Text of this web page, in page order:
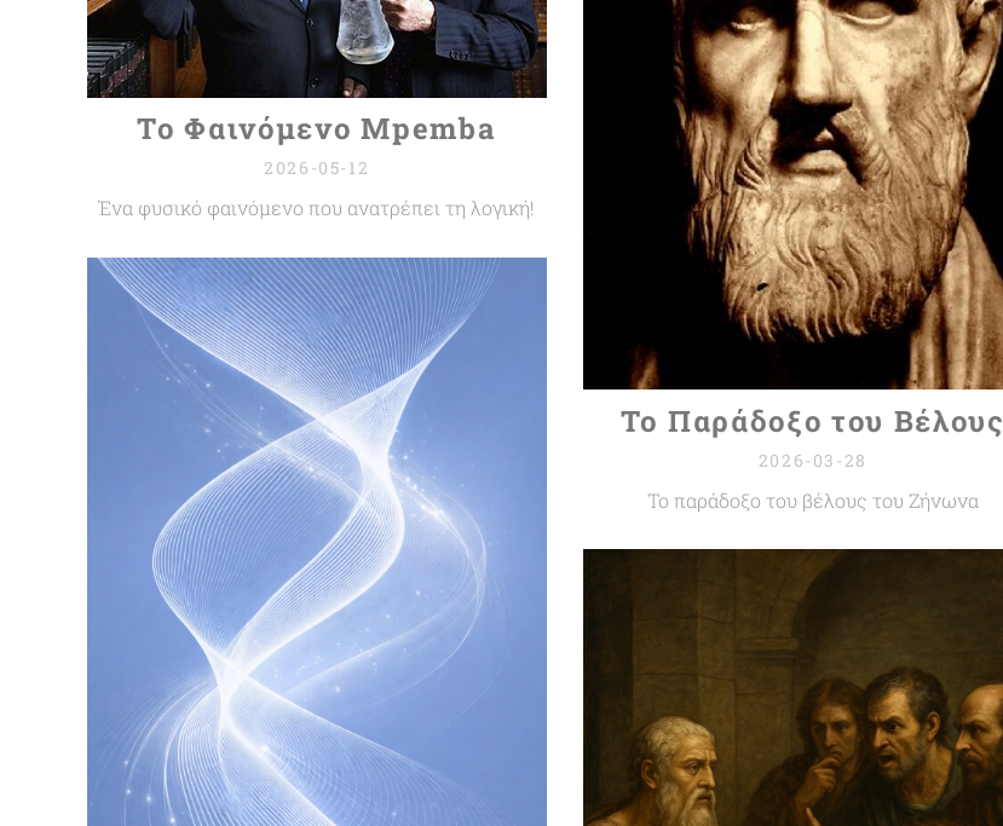
Το Φαινόμενο Mpemba
2026-05-12
Ένα φυσικό φαινόμενο που ανατρέπει τη λογική!
Το Παράδοξο του Βέλους
2026-03-28
Το παράδοξο του βέλους του Ζήνωνα